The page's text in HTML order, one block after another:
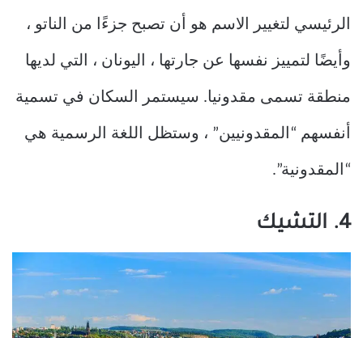
الرئيسي لتغيير الاسم هو أن تصبح جزءًا من الناتو ،
وأيضًا لتمييز نفسها عن جارتها ، اليونان ، التي لديها
منطقة تسمى مقدونيا. سيستمر السكان في تسمية
أنفسهم “المقدونيين” ، وستظل اللغة الرسمية هي
“المقدونية”.
4. التشيك